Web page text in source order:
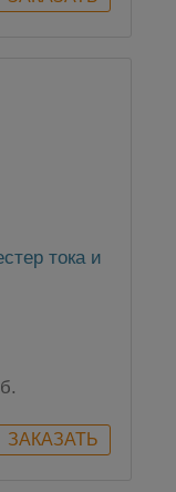
тока и